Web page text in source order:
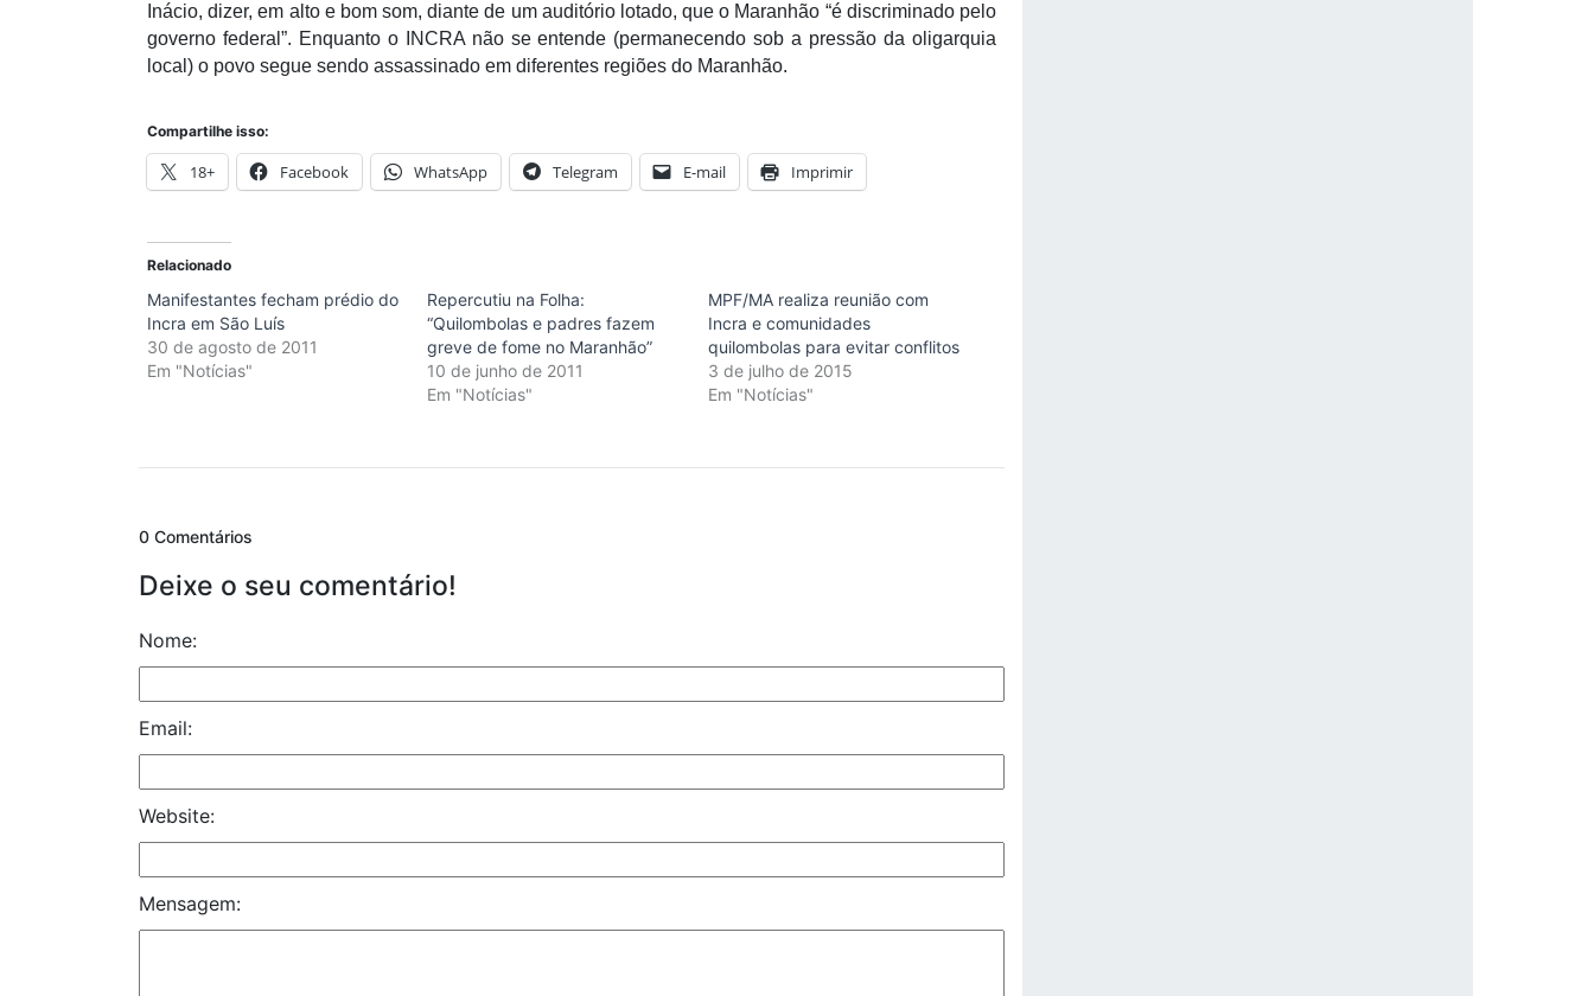
Inácio, dizer, em alto e bom som, diante de um auditório lotado, que o Maranhão “é discriminado pelo
governo federal”. Enquanto o INCRA não se entende (permanecendo sob a pressão da oligarquia
local) o povo segue sendo assassinado em diferentes regiões do Maranhão.
Compartilhe isso:
18+ Facebook WhatsApp Telegram E-mail Imprimir
Relacionado
Manifestantes fecham prédio do
Incra em São Luís
30 de agosto de 2011
Em "Notícias"
Repercutiu na Folha:
“Quilombolas e padres fazem
greve de fome no Maranhão”
10 de junho de 2011
Em "Notícias"
MPF/MA realiza reunião com
Incra e comunidades
quilombolas para evitar conflitos
3 de julho de 2015
Em "Notícias"
0 Comentários
Deixe o seu comentário!
Nome:
Email:
Website:
Mensagem: